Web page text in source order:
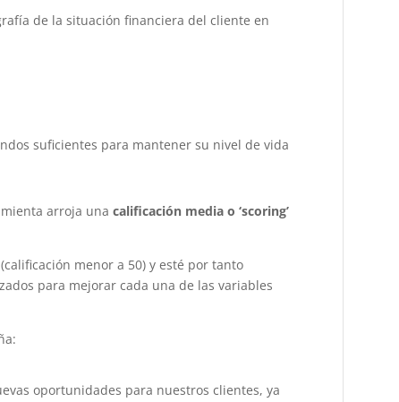
de la situación financiera del cliente en
suficientes para mantener su nivel de vida
arroja unacalificación media o ‘scoring’
menor a 50) y esté por tanto
para mejorar cada una de las variables
oportunidades para nuestros clientes, ya